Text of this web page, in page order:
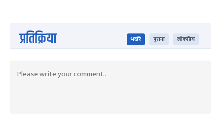
प्रतिक्रिया भर्खरै पुराना लोकप्रिय